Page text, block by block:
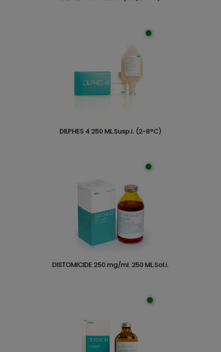
DILPHES 4 250 ML.Susp.i. (2-8°C)
DISTOMICIDE 250 mg/ml. 250 ML.Sol.i.